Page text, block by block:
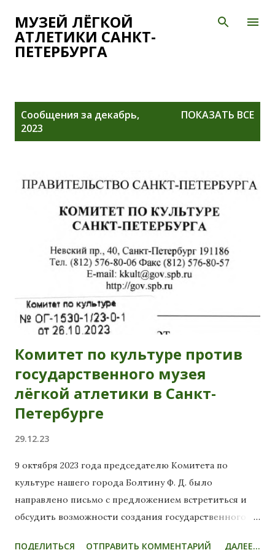
К основному контенту
МУЗЕЙ ЛЁГКОЙ
АТЛЕТИКИ САНКТ-
ПЕТЕРБУРГА
Сообщения за декабрь,
2023
ПОКАЗАТЬ ВСЕ
Комитет по культуре против
государственного музея
лёгкой атлетики в Санкт-
Петербурге
29.12.23
9 октября 2023 года председателю Комитета по
культуре нашего города Болтину Ф. Д. было
направлено письмо с предложением встретиться и
обсудить возможности создания государственного
ПОДЕЛИТЬСЯ ОТПРАВИТЬ КОММЕНТАРИЙ ДАЛЕЕ...